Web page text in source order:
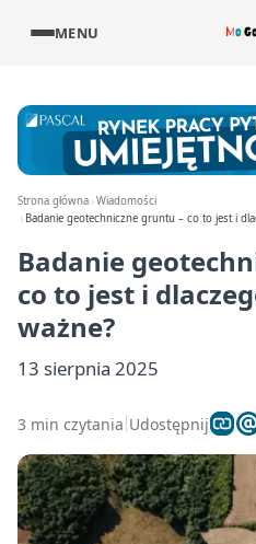
MENU
Strona główna Wiadomości
Badanie geotechniczne gruntu – co to jest i
Badanie
co to jest i
ważne?
13 sierpnia 2025
3 min czytania Udostępnij